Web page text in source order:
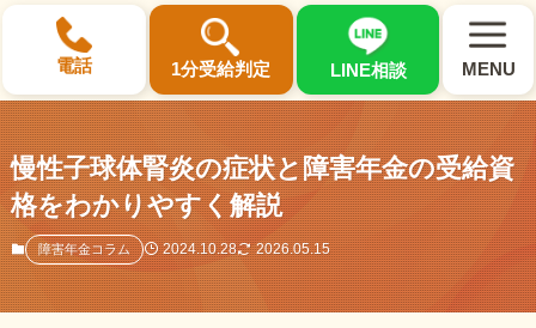
電話 1分受給判定 LINE相談 MENU
×
選ばれる3つの理由
初回相談料0円・受給後報酬型
慢性子球体腎炎の症状と障害年金の受給資
格をわかりやすく解説
障害年金コラム 2024.10.28 2026.05.15